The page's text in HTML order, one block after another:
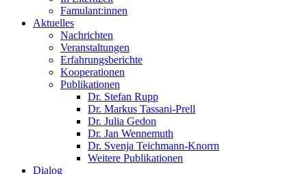
Famulant:innen
Aktuelles
Nachrichten
Veranstaltungen
Erfahrungsberichte
Kooperationen
Publikationen
Dr. Stefan Rupp
Dr. Markus Tassani-Prell
Dr. Julia Gedon
Dr. Jan Wennemuth
Dr. Svenja Teichmann-Knorrn
Weitere Publikationen
Dialog